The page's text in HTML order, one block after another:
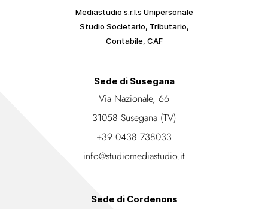
Mediastudio s.r.l.s Unipersonale
Studio Societario, Tributario,
Contabile, CAF
Sede di Susegana
Via Nazionale, 66
31058 Susegana (TV)
+39 0438 738033
info@studiomediastudio.it
Sede di Cordenons